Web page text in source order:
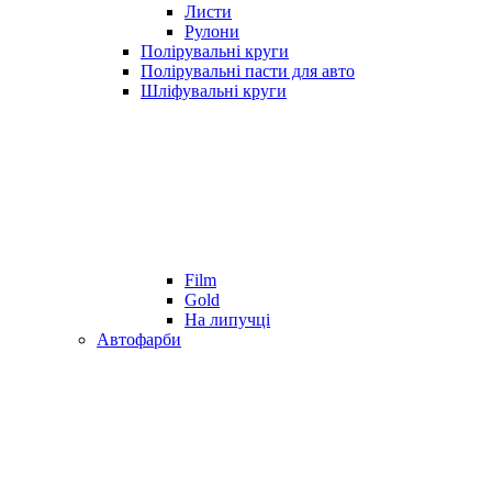
Листи
Рулони
Полірувальні круги
Полірувальні пасти для авто
Шліфувальні круги
Film
Gold
На липучці
Автофарби